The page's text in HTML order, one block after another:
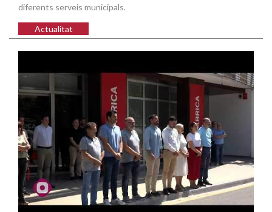
diferents serveis municipals.
Actualitat